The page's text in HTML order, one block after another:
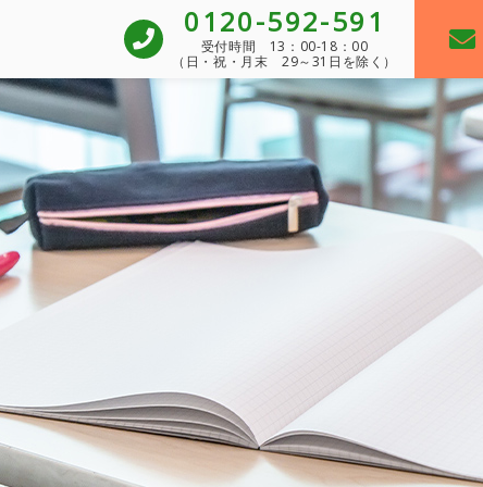
0120-592-591
受付時間 13：00-18：00
（日・祝・月末 29～31日を除く）